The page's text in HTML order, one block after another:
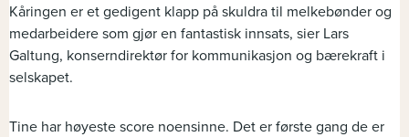
Kåringen er et gedigent klapp på skuldra til melkebønder og
medarbeidere som gjør en fantastisk innsats, sier Lars
Galtung, konserndirektør for kommunikasjon og bærekraft i
selskapet.
Tine har høyeste score noensinne. Det er første gang de er